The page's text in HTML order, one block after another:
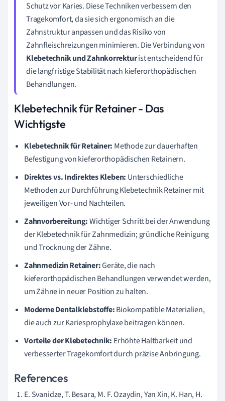
Schutz vor Karies. Diese Techniken verbessern den
Tragekomfort, da sie sich ergonomisch an die
Zahnstruktur anpassen und das Risiko von
Zahnfleischreizungen minimieren. Die Verbindung von
Klebetechnik und Zahnkorrekturist entscheidend für
die langfristige Stabilität nach kieferorthopädischen
Behandlungen.
Klebetechnik für Retainer - Das
Wichtigste
Klebetechnik für Retainer: Methode zur dauerhaften
Befestigung von kieferorthopädischen Retainern.
Direktes vs. Indirektes Kleben: Unterschiedliche
Methoden zur Durchführung Klebetechnik Retainer mit
jeweiligen Vor- und Nachteilen.
Zahnvorbereitung:Wichtiger Schritt bei der Anwendung
der Klebetechnik für Zahnmedizin; gründliche Reinigung
und Trocknung der Zähne.
Zahnmedizin Retainer:Geräte, die nach
kieferorthopädischen Behandlungen verwendet werden,
um Zähne in neuer Position zu halten.
Moderne Dentalklebstoffe:Biokompatible Materialien,
die auch zur Kariesprophylaxe beitragen können.
Vorteile der Klebetechnik: Erhöhte Haltbarkeit und
verbesserter Tragekomfort durch präzise Anbringung.
References
E. Svanidze, T. Besara, M. F. Ozaydin, Yan Xin, K. Han, H.